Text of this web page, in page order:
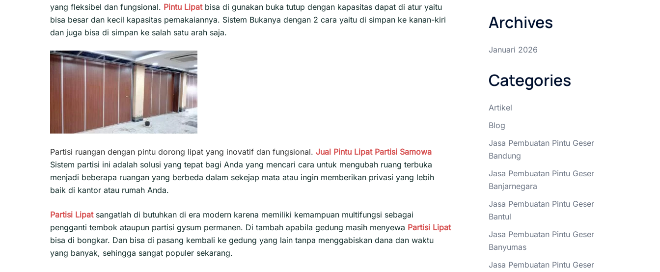
yang fleksibel dan fungsional. Pintu Lipat bisa di gunakan buka tutup dengan kapasitas dapat di atur yaitu
bisa besar dan kecil kapasitas pemakaiannya. Sistem Bukanya dengan 2 cara yaitu di simpan ke kanan-kiri
dan juga bisa di simpan ke salah satu arah saja.
Partisi ruangan dengan pintu dorong lipat yang inovatif dan fungsional. Jual Pintu Lipat Partisi Samowa
Sistem partisi ini adalah solusi yang tepat bagi Anda yang mencari cara untuk mengubah ruang terbuka
menjadi beberapa ruangan yang berbeda dalam sekejap mata atau ingin memberikan privasi yang lebih
baik di kantor atau rumah Anda.
Partisi Lipatsangatlah di butuhkan di era modern karena memiliki kemampuan multifungsi sebagai
pengganti tembok ataupun partisi gysum permanen. Di tambah apabila gedung masih menyewa Partisi Lipat
bisa di bongkar. Dan bisa di pasang kembali ke gedung yang lain tanpa menggabiskan dana dan waktu
yang banyak, sehingga sangat populer sekarang.
Archives
Januari 2026
Categories
Artikel
Blog
Jasa Pembuatan Pintu Geser
Bandung
Jasa Pembuatan Pintu Geser
Banjarnegara
Jasa Pembuatan Pintu Geser
Bantul
Jasa Pembuatan Pintu Geser
Banyumas
Jasa Pembuatan Pintu Geser